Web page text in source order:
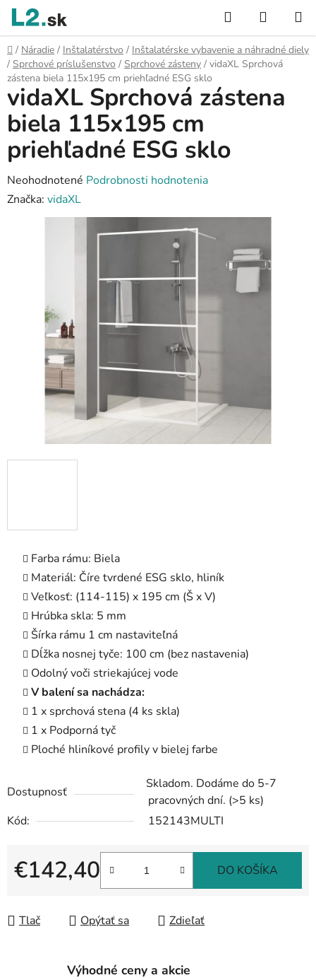
Prejsť
obsah
Hľadať
KOŠÍK
Domov
/ Náradie / Inštalatérstvo / Inštalatérske vybavenie a náhradné diely
/ Sprchové príslušenstvo / Sprchové zásteny / vidaXL Sprchová
zástena biela 115x195 cm priehľadné ESG sklo
Farba rámu: Biela
Materiál: Číre tvrdené ESG sklo, hliník
Veľkosť: (114-115) x 195 cm (Š x V)
Hrúbka skla: 5 mm
Šírka rámu 1 cm nastaviteľná
Dĺžka nosnej tyče: 100 cm (bez nastavenia)
Odolný voči striekajúcej vode
V balení sa nachádza:
1 x sprchová stena (4 ks skla)
1 x Podporná tyč
Ploché hliníkové profily v bielej farbe
Dostupnosť
Skladom. Dodáme do 5-7
pracovných dní. (>5 ks)
Kód:
152143MULTI
€142,40 DO KOŠÍKA
Tlač Opýtať sa Zdieľať
vidaXL Sprchová zástena
biela 115x195 cm
priehľadné ESG sklo
Priemerné
hodnotenie
produktu
hviezdičiek.
Neohodnotené Podrobnosti hodnotenia
Značka: vidaXL
Výhodné ceny a akcie